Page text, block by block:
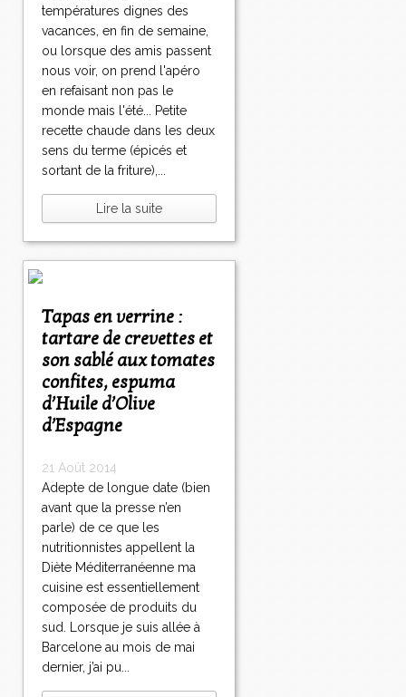
températures dignes des
vacances, en fin de semaine,
ou lorsque des amis passent
nous voir, on prend l'apéro
en refaisant non pas le
monde mais l'été... Petite
recette chaude dans les deux
sens du terme (épicés et
sortant de la friture),...
Lire la suite
Tapas en verrine :
tartare de crevettes et
son sablé aux tomates
confites, espuma
d’Huile d’Olive
d’Espagne
21 Août 2014
Adepte de longue date (bien
avant que la presse n’en
parle) de ce que les
nutritionnistes appellent la
Diète Méditerranéenne ma
cuisine est essentiellement
composée de produits du
sud. Lorsque je suis allée à
Barcelone au mois de mai
dernier, j’ai pu...